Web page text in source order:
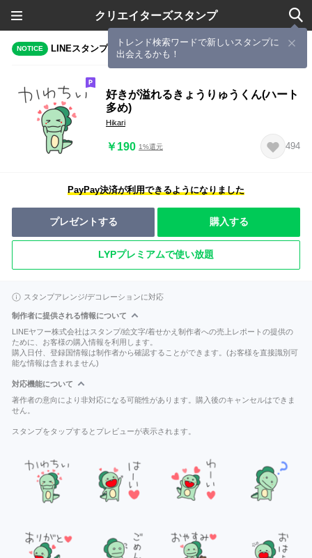
クリエイターズスタンプ
トレンド検索ワードで新しいスタンプに
出会えるかも！
NOTICE LINEスタンプメーカーで作成されたスタンプ
好きが溢れるきょうりゅうくん(ハート
多め)
Hikari
￥190 1%還元 494
PayPay決済が利用できるようになりました
プレゼントする 購入する
LYPプレミアムで使い放題
スタンプアレンジ/デコレーションに対応
制作者に提供される情報について
LINEヤフー株式会社はスタンプ/絵文字/着せかえ制作者への売上レポートの提供の
ために、お客様の購入情報を利用します。
購入日付、登録国情報は制作者から確認することができます。(お客様を直接識別可
能な情報は含まれません)
対応機能について
著作者の意向により非対応になる可能性があります。購入後のキャンセルはできま
せん。
スタンプをタップするとプレビューが表示されます。